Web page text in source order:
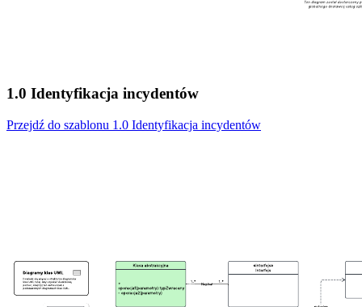
1.0 Identyfikacja incydentów
Przejdź do szablonu 1.0 Identyfikacja incydentów